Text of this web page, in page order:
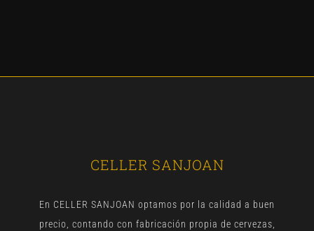
CELLER SANJOAN
En CELLER SANJOAN optamos por la calidad a buen
precio, contando con fabricación propia de cervezas,